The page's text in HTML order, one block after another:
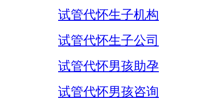
试管代怀生子机构
试管代怀生子公司
试管代怀男孩助孕
试管代怀男孩咨询